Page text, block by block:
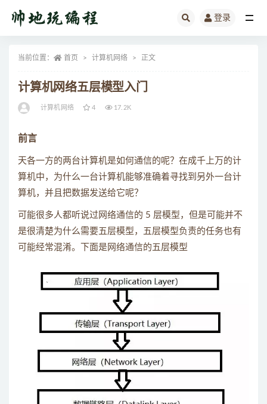
登录
当前位置： 首页 计算机网络 正文
计算机网络五层模型入门
计算机网络 4 17.2K
前言
天各一方的两台计算机是如何通信的呢？在成千上万的计
算机中，为什么一台计算机能够准确着寻找到另外一台计
算机，并且把数据发送给它呢？
可能很多人都听说过网络通信的 5 层模型，但是可能并不
是很清楚为什么需要五层模型，五层模型负责的任务也有
可能经常混淆。下面是网络通信的五层模型